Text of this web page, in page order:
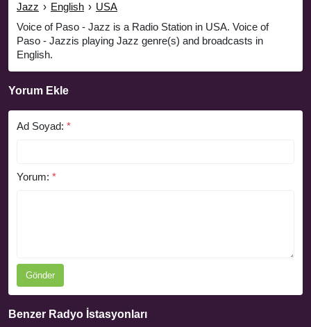
Jazz › English › USA
Voice of Paso - Jazz is a Radio Station in USA. Voice of
Paso - Jazzis playing Jazz genre(s) and broadcasts in
English.
Yorum Ekle
Ad Soyad: *
Yorum: *
Gönder
Benzer Radyo İstasyonları